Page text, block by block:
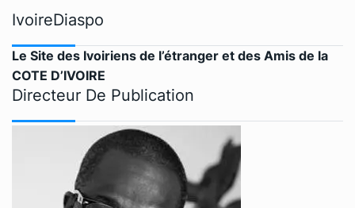
IvoireDiaspo
Le Site des Ivoiriens de l’étranger et des Amis de la
COTE D’IVOIRE
Directeur De Publication